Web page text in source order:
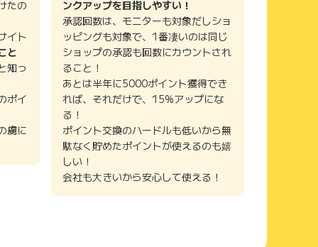
たの
イト
と
知っ
ポイ
虜に
ンクアップを目指しやすい！
承認回数は、モニターも対象だしショ
ッピングも対象で、1番凄いのは同じ
ショップの承認も回数にカウントされ
ること！
あとは半年に5000ポイント獲得でき
れば、それだけで、15%アップにな
る！
ポイント交換のハードルも低いから無
駄なく貯めたポイントが使えるのも嬉
しい！
会社も大きいから安心して使える！